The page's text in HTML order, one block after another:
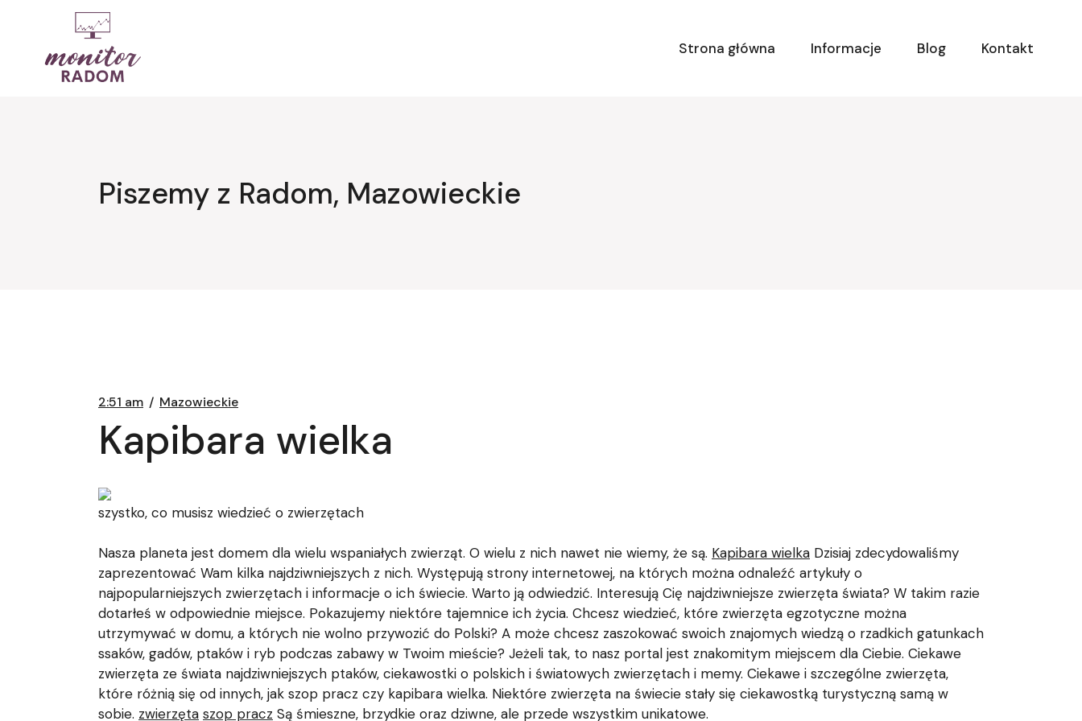
Strona główna
Informacje Blog Kontakt
Piszemy z Radom, Mazowieckie
2:51 am Mazowieckie
Kapibara wielka
szystko, co musisz wiedzieć o zwierzętach
Nasza planeta jest domem dla wielu wspaniałych zwierząt. O wielu z nich nawet nie wiemy, że są. Kapibara wielka Dzisiaj zdecydowaliśmy
zaprezentować Wam kilka najdziwniejszych z nich. Występują strony internetowej, na których można odnaleźć artykuły o
najpopularniejszych zwierzętach i informacje o ich świecie. Warto ją odwiedzić. Interesują Cię najdziwniejsze zwierzęta świata? W takim razie
dotarłeś w odpowiednie miejsce. Pokazujemy niektóre tajemnice ich życia. Chcesz wiedzieć, które zwierzęta egzotyczne można
utrzymywać w domu, a których nie wolno przywozić do Polski? A może chcesz zaszokować swoich znajomych wiedzą o rzadkich gatunkach
ssaków, gadów, ptaków i ryb podczas zabawy w Twoim mieście? Jeżeli tak, to nasz portal jest znakomitym miejscem dla Ciebie. Ciekawe
zwierzęta ze świata najdziwniejszych ptaków, ciekawostki o polskich i światowych zwierzętach i memy. Ciekawe i szczególne zwierzęta,
które różnią się od innych, jak szop pracz czy kapibara wielka. Niektóre zwierzęta na świecie stały się ciekawostką turystyczną samą w
sobie. zwierzęta szop pracz Są śmieszne, brzydkie oraz dziwne, ale przede wszystkim unikatowe.